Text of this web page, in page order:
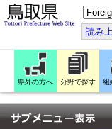
こ
の
ペ
ー
ジ
翻
訳
す
る
読み
県外の方へ 分野で探す 組